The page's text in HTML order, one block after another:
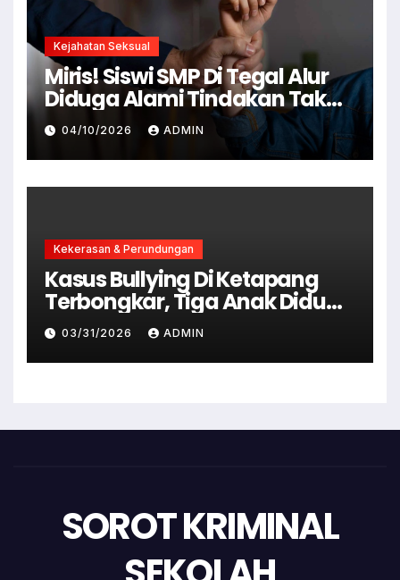
Kejahatan Seksual
Miris! Siswi SMP Di Tegal Alur
Diduga Alami Tindakan Tak
Senonoh Di Sekolah
04/10/2026 ADMIN
Kekerasan & Perundungan
Kasus Bullying Di Ketapang
Terbongkar, Tiga Anak Diduga
Terlibat Kini Jadi Tersangka
03/31/2026 ADMIN
SOROT KRIMINAL